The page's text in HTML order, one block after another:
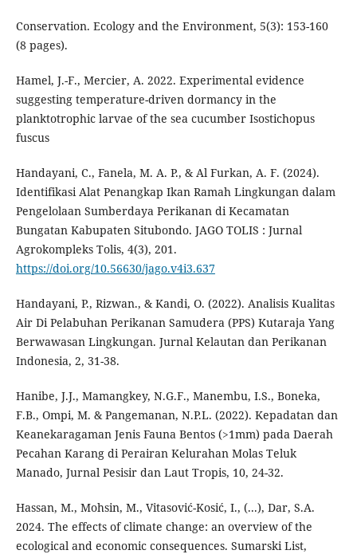
Conservation. Ecology and the Environment, 5(3): 153-160
(8 pages).
Hamel, J.-F., Mercier, A. 2022. Experimental evidence
suggesting temperature-driven dormancy in the
planktotrophic larvae of the sea cucumber Isostichopus
fuscus
Handayani, C., Fanela, M. A. P., & Al Furkan, A. F. (2024).
Identifikasi Alat Penangkap Ikan Ramah Lingkungan dalam
Pengelolaan Sumberdaya Perikanan di Kecamatan
Bungatan Kabupaten Situbondo. JAGO TOLIS : Jurnal
Agrokompleks Tolis, 4(3), 201.
https://doi.org/10.56630/jago.v4i3.637
Handayani, P., Rizwan., & Kandi, O. (2022). Analisis Kualitas
Air Di Pelabuhan Perikanan Samudera (PPS) Kutaraja Yang
Berwawasan Lingkungan. Jurnal Kelautan dan Perikanan
Indonesia, 2, 31-38.
Hanibe, J.J., Mamangkey, N.G.F., Manembu, I.S., Boneka,
F.B., Ompi, M. & Pangemanan, N.P.L. (2022). Kepadatan dan
Keanekaragaman Jenis Fauna Bentos (>1mm) pada Daerah
Pecahan Karang di Perairan Kelurahan Molas Teluk
Manado, Jurnal Pesisir dan Laut Tropis, 10, 24-32.
Hassan, M., Mohsin, M., Vitasović-Kosić, I., (...), Dar, S.A.
2024. The effects of climate change: an overview of the
ecological and economic consequences. Sumarski List,